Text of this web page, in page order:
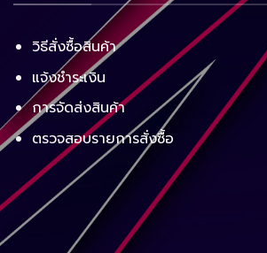
วิธีสั่งซื้อสินค้า
แจ้งชำระเงิน
การจัดส่งสินค้า
ตรวจสอบรายการสั่งซื้อ